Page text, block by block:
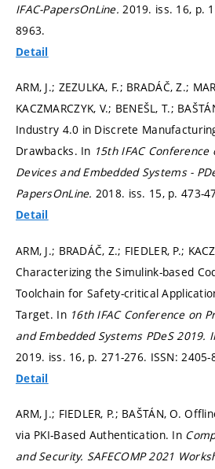
IFAC-PapersOnLine. 2019. iss. 16, p.
8963.
Detail
ARM, J.; ZEZULKA, F.; BRADÁČ, Z.;
KACZMARCZYK, V.; BENEŠL, T.;
Industry 4.0 in Discrete
Drawbacks. In 15th IFAC
Devices and Embedded Systems -
PapersOnLine. 2018. iss. 15, p. 473-
Detail
ARM, J.; BRADÁČ, Z.; FIEDLER, P.;
Characterizing the Simulink-based
Toolchain for Safety-critical
Target. In 16th IFAC Conference on
and Embedded Systems PDeS 2019.
2019. iss. 16, p. 271-276. ISSN: 2405-
Detail
ARM, J.; FIEDLER, P.; BAŠTÁN, O.
via PKI-Based Authentication. In
and Security. SAFECOMP 2021